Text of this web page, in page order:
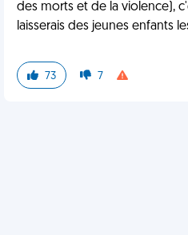
des morts et de la violence),
laisserais des jeunes enfants
73 7